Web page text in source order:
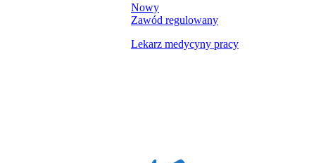
Nowy
Zawód regulowany
Lekarz medycyny pracy